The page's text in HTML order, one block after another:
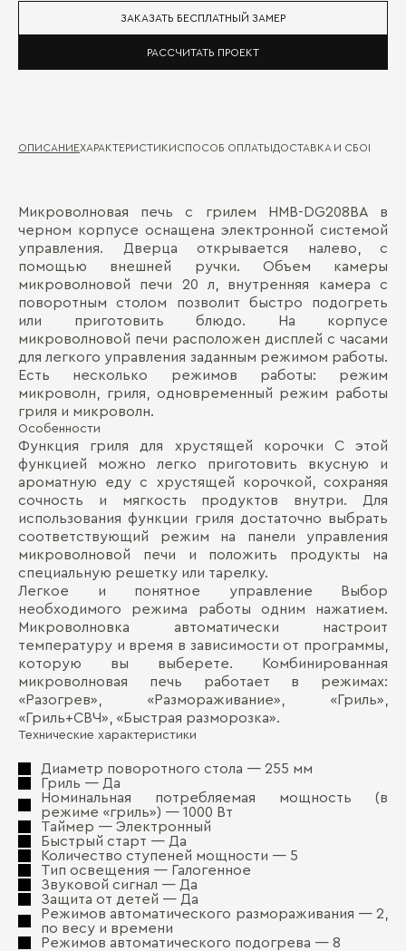
ЗАКАЗАТЬ БЕСПЛАТНЫЙ ЗАМЕР
РАССЧИТАТЬ ПРОЕКТ
ОПИСАНИЕХАРАКТЕРИСТИКИСПОСОБ ОПЛАТЫДОСТАВКА И СБОРКА
Микроволновая печь с грилем HMB-DG208BA в
черном корпусе оснащена электронной системой
управления. Дверца открывается налево, с
помощью внешней ручки. Объем камеры
микроволновой печи 20 л, внутренняя камера с
поворотным столом позволит быстро подогреть
или приготовить блюдо. На корпусе
микроволновой печи расположен дисплей с часами
для легкого управления заданным режимом работы.
Есть несколько режимов работы: режим
микроволн, гриля, одновременный режим работы
гриля и микроволн.
Особенности
Функция гриля для хрустящей корочки С этой
функцией можно легко приготовить вкусную и
ароматную еду с хрустящей корочкой, сохраняя
сочность и мягкость продуктов внутри. Для
использования функции гриля достаточно выбрать
соответствующий режим на панели управления
микроволновой печи и положить продукты на
специальную решетку или тарелку.
Легкое и понятное управление Выбор
необходимого режима работы одним нажатием.
Микроволновка автоматически настроит
температуру и время в зависимости от программы,
которую вы выберете. Комбинированная
микроволновая печь работает в режимах:
«Разогрев», «Размораживание», «Гриль»,
«Гриль+СВЧ», «Быстрая разморозка».
Технические характеристики
Диаметр поворотного стола — 255 мм
Гриль — Да
Номинальная потребляемая мощность (в
режиме «гриль») — 1000 Вт
Таймер — Электронный
Быстрый старт — Да
Количество ступеней мощности — 5
Тип освещения — Галогенное
Звуковой сигнал — Да
Защита от детей — Да
Режимов автоматического размораживания — 2,
по весу и времени
Режимов автоматического подогрева — 8